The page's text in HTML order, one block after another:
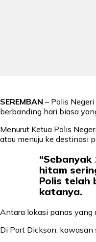
SEREMBAN – Polis
berbanding hari biasa
Menurut Ketua Polis
atau menuju ke destinasi
hitam
Polis telah
katanya.
Antara lokasi panas yang
Di Port Dickson,